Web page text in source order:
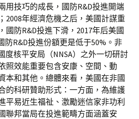
用技巧的成長，國防R&D投進開端
2008年經濟危機之后，美國計謀重
國防R&D投進下滑，2017年后美國
防R&D投進份額更是低于50%。非
度核平安局（NNSA）之外一切研討
照效能重要包含安康、空間、動
本和其他。總體來看，美國在非國
的科研贊助形式：一方面，為維護
平易近生福祉、激勵迷信家非功利
聯邦當局在投進範疇方面涵蓋安